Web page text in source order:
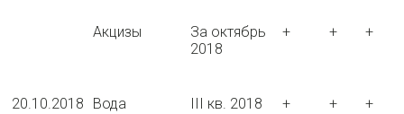
Акцизы
За октябрь
2018
+ + +
20.10.2018 Вода III кв. 2018 + + +